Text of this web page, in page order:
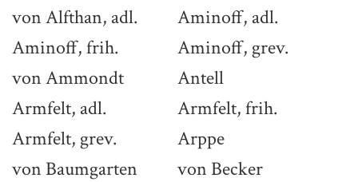
von Alfthan, adl.
Aminoff, adl.
Aminoff, frih.
Aminoff, grev.
von Ammondt
Antell
Armfelt, adl.
Armfelt, frih.
Armfelt, grev.
Arppe
von Baumgarten
von Becker